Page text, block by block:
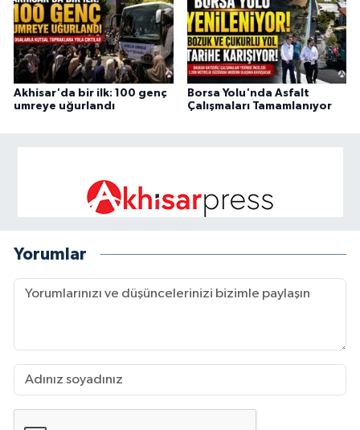
Akhisar'da bir ilk: 100 genç
umreye uğurlandı
Borsa Yolu'nda Asfalt
Çalışmaları Tamamlanıyor
Yorumlar